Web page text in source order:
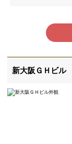
新大阪ＧＨビル